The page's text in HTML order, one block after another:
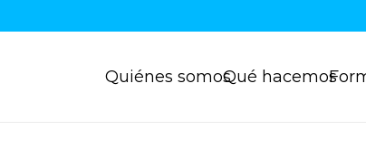
Quiénes somosQué hacemos